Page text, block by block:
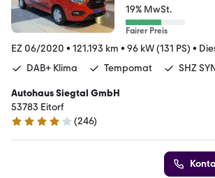
19% MwSt.
Fairer Preis
EZ 06/2020 • 121.193 km • 96 kW (131 PS) •
DAB+ Klima
Tempomat SHZ
Autohaus Siegtal GmbH
53783 Eitorf
4.1 Sterne
(246)